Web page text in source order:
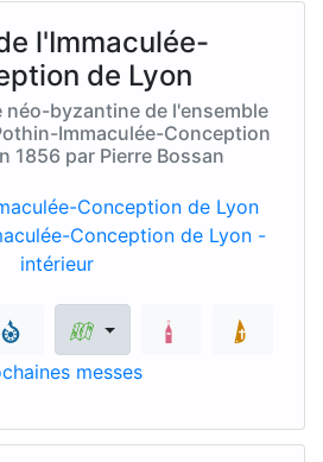
l'Immaculée-
de Lyon
néo-byzantine de l'ensemble
Immaculée-Conception
1856 par Pierre Bossan
messes